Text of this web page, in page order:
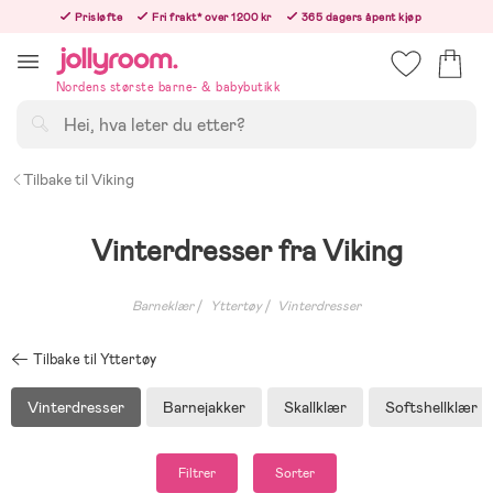
innehållet
Prisløfte Fri frakt* over 1200 kr
365 dagers åpent kjøp
Nordens største barne- & babybutikk
Tilbake til Viking
Vinterdresser fra Viking
Barneklær Yttertøy Vinterdresser
Tilbake til Yttertøy
Vinterdresser Barnejakker Skallklær Softshellklær
Filtrer Sorter